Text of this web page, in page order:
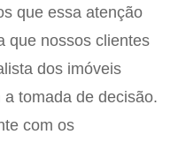
que essa atenção
que nossos clientes
dos imóveis
tomada de decisão.
com os